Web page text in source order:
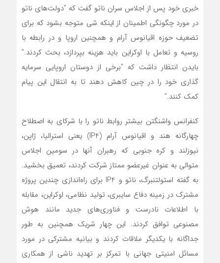
خبری خود پس از اجلاس سران ناتو گفت که ”دولت‌های ناتو
در مورد چگونگی اطمینان از اینکه شی متوجه بشود که برای
تضعیف حوزه اقیانوس آرام و همچنین اروپا و در رابطه با
روسیه و تعامل با اوکراین باید هزینه بپردازد، بحث کردند.”
بایدن انتظار داشت که “برخی از دوستان اروپایی سرمایه
گذاری خود را در چین کاهش دهند تا به انتقال این پیام
کمک کنند.”
کنفرانس واشنگتن بیشتر روابط ناتو را با شرکای به اصطلاح
چهارگانه هند و اقیانوس آرام (IP4) یعنی استرالیا، ژاپن،
نیوزلند و کره جنوبی که رهبران آنها در سومین اجلاس
متوالی به عنوان غیرعضو ممتاز شرکت کردند، تعمیق بخشید.
به گفته استولتنبرگ، ناتو و IP4 برای راه‌اندازی چندین پروژه
مشترک در زمینه دفاع سایبری، تولید نظامی، اوکراین، مقابله
با اطلاعات نادرست و فناوری‌های جدید مانند هوش
مصنوعی توافق کردند. این چهار شریک همچنین به طور
جداگانه با یکدیگر ملاقات کردند و بیانیه مشترکی در مورد
مسائل امنیتی جهانی با تمرکز بر تهدید ناشی از همکاری